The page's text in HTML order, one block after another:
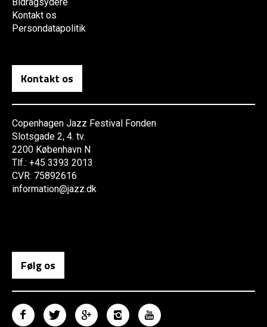
Kontakt os
Persondatapolitik
Kontakt os
Copenhagen Jazz Festival Fonden
Slotsgade 2, 4. tv.
2200 København N
Tlf.: +45 3393 2013
CVR: 75892616
information@jazz.dk
Følg os